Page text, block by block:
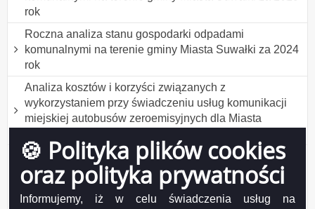
🍪 Polityka plików cookies
oraz polityka prywatności
Informujemy, iż w celu świadczenia usług na
rok
Roczna analiza stanu gospodarki odpadami
komunalnymi na terenie gminy Miasta Suwałki za 2024
rok
Analiza kosztów i korzyści związanych z
wykorzystaniem przy świadczeniu usług komunikacji
miejskiej autobusów zeroemisyjnych dla Miasta
Informacja o zamiarze przeprowadzenia postepowania
o udzielenie zamówienia publicznego na odbiór
odpadów komunalnych od właścicieli nieruchomości,
na których nie zamieszkują mieszkańcy, a powstają